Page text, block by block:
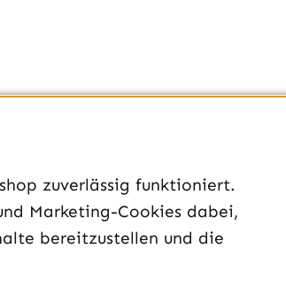
unterstützt AMD 2-Way-CrossFireX (x16/​x4)
zuverlässig funktioniert.
Marketing-Cookies dabei,
bereitzustellen und die